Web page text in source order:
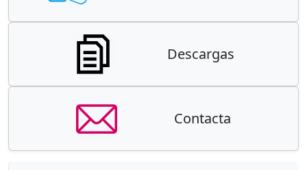
Descargas
Contacta